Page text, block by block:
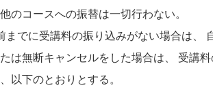
のコースへの振替は一切行わない。
でに受講料の振り込みがない場合は、
は無断キャンセルをした場合は、 受講料
以下のとおりとする。